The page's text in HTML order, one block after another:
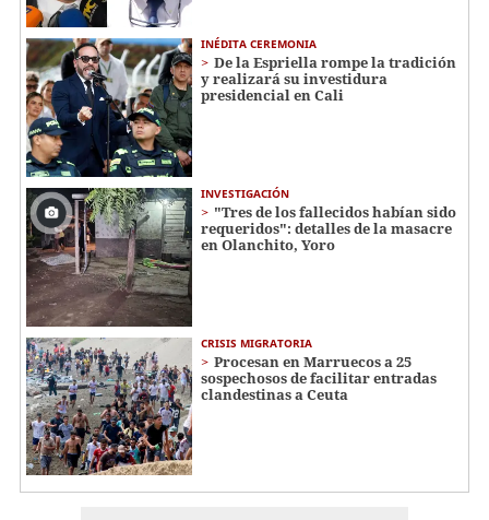
INÉDITA CEREMONIA
De la Espriella rompe la tradición
y realizará su investidura
presidencial en Cali
INVESTIGACIÓN
"Tres de los fallecidos habían sido
requeridos": detalles de la masacre
en Olanchito, Yoro
CRISIS MIGRATORIA
Procesan en Marruecos a 25
sospechosos de facilitar entradas
clandestinas a Ceuta